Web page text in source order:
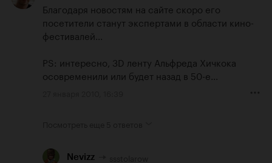
Благодаря новостям на сайте скоро его
посетители станут экспертами в области кино-
фестивалей...
PS: интересно, 3D ленту Альфреда Хичкока
осовременили или будет назад в 50-е...
Nevizz